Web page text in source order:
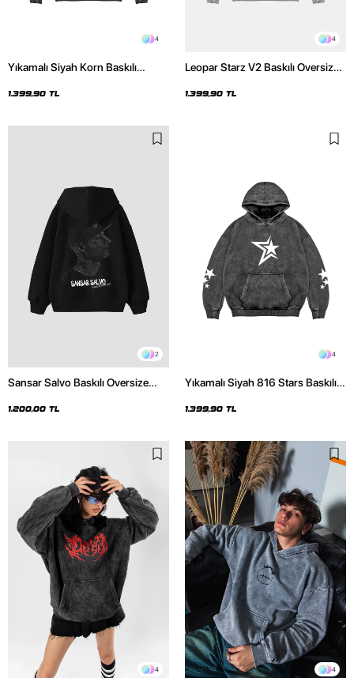
4
Yıkamalı Siyah Korn Baskılı
1.399,90 TL
4
Leopar Starz V2 Baskılı Oversize
Hoodie
1.399,90 TL
2
Sansar Salvo Baskılı Oversize
1.200,00 TL
4
Yıkamalı Siyah 816 Stars Baskılı
1.399,90 TL
4 4